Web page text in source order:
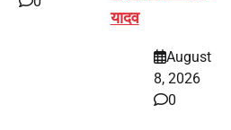
यादव
August
8, 2026
0